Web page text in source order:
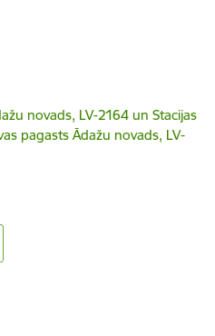
novads, LV-2164 un Stacijas
pagasts Ādažu novads, LV-